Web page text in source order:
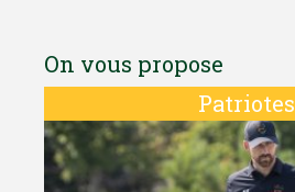
On vous propose
Patriotes